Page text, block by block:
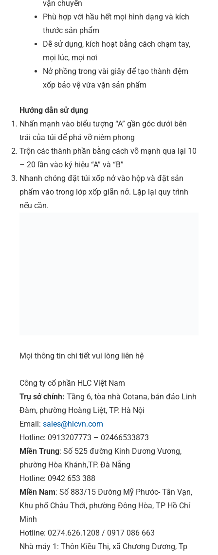
vận chuyển
Phù hợp với hầu hết mọi hình dạng và kích
thước sản phẩm
Dễ sử dụng, kích hoạt bằng cách chạm tay,
mọi lúc, mọi nơi
Nở phồng trong vài giây để tạo thành đệm
xốp bảo vệ vừa vặn sản phẩm
Hướng dẫn sử dụng
Nhấn mạnh vào biểu tượng “A” gần góc dưới bên
trái của túi để phá vỡ niêm phong
Trộn các thành phần bằng cách vỗ mạnh qua lại 10
– 20 lần vào ký hiệu “A” và “B”
Nhanh chóng đặt túi xốp nở vào hộp và đặt sản
phẩm vào trong lớp xốp giãn nở. Lặp lại quy trình
nếu cần.
Mọi thông tin chi tiết vui lòng liên hệ
Công ty cổ phần HLC Việt Nam
Trụ sở chính: Tầng 6, tòa nhà Cotana, bán đảo Linh
Đàm, phường Hoàng Liệt, TP. Hà Nội
Email: sales@hlcvn.com
Hotline: 0913207773 – 02466533873
Miền Trung: Số 525 đường Kinh Dương Vương,
phường Hòa Khánh,TP. Đà Nẵng
Hotline: 0942 653 388
Miền Nam: Số 883/15 Đường Mỹ Phước- Tân Vạn,
Khu phố Châu Thới, phường Đông Hòa, TP Hồ Chí
Minh
Hotline: 0274.626.1208 / 0917 086 663
Nhà máy 1: Thôn Kiều Thị, xã Chương Dương, Tp